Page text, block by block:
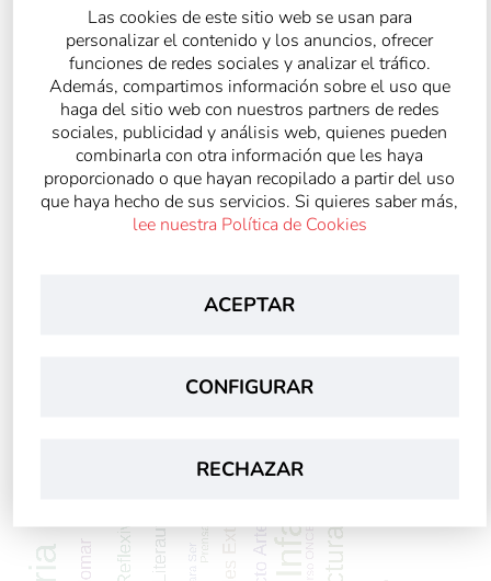
Compartir:Las cookies de este sitio web se usan para
personalizar el contenido y los anuncios, ofrecer
funciones de redes sociales y analizar el tráfico.
Además, compartimos información sobre el uso que
haga del sitio web con nuestros partners de redes
sociales, publicidad y análisis web, quienes pueden
combinarla con otra información que les haya
proporcionado o que hayan recopilado a partir del uso
que haya hecho de sus servicios. Si quieres saber más,
lee nuestra Política de Cookies
ACEPTAR
CONFIGURAR
RECHAZAR